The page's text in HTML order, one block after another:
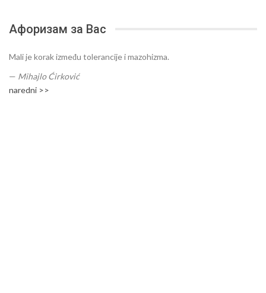
Афоризам за Вас
Mali je korak između tolerancije i mazohizma.
— Mihajlo Ćirković
naredni >>